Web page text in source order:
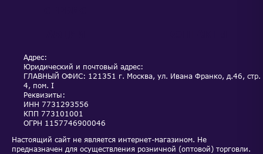
Адрес:
Юридический и почтовый адрес:
ГЛАВНЫЙ ОФИС: 121351 г. Москва, ул. Ивана Франко, д.46, стр.
4, пом. I
Реквизиты:
ИНН 7731293556
КПП 773101001
ОГРН 1157746900046
Настоящий сайт не является интернет-магазином. Не
предназначен для осуществления розничной (оптовой) торговли.